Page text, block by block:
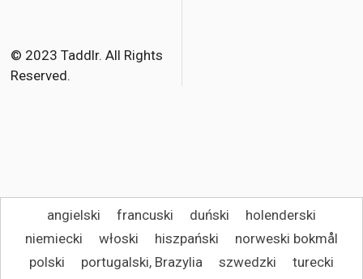
© 2023 Taddlr. All Rights
Reserved.
angielski francuski duński
holenderski
niemiecki
włoski hiszpański
norweski bokmål
polski
portugalski, Brazylia szwedzki turecki